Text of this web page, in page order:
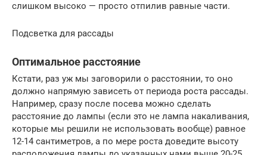
слишком высоко — просто отпилив равные части.
Подсветка для рассады
Оптимальное расстояние
Кстати, раз уж мы заговорили о расстоянии, то оно
должно напрямую зависеть от периода роста рассады.
Например, сразу после посева можно сделать
расстояние до лампы (если это не лампа накаливания,
которые мы решили не использовать вообще) равное
12-14 сантиметров, а по мере роста доведите высоту